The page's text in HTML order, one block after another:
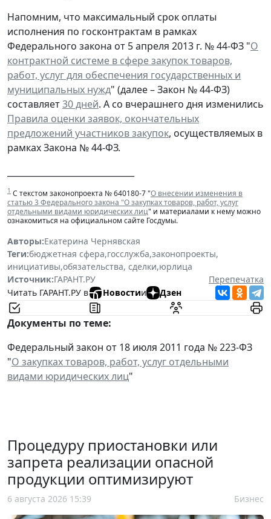
Напомним, что максимальный срок оплаты
исполнения по госконтрактам в рамках
Федерального закона от 5 апреля 2013 г. № 44-ФЗ "О
контрактной системе в сфере закупок товаров,
работ, услуг для обеспечения государственных и
муниципальных нужд" (далее – Закон № 44-ФЗ)
составляет30 дней. А со вчерашнего дня изменились
Правила оценки заявок, окончательных
предложений участников закупок, осуществляемых в
рамках Закона № 44-ФЗ.
1 С текстом законопроекта № 640180-7 "О внесении изменения в
статью 3 Федерального закона "О закупках товаров, работ, услуг
отдельными видами юридических лиц" и материалами к нему можно
ознакомиться на официальном сайте Госдумы.
Авторы:Екатерина Чернявская
Теги:бюджетная сфера,госслужба,законопроекты,
инициативы,обязательства, сделки,юрлица
Источник:ГАРАНТ.РУ
Перепечатка
Читать ГАРАНТ.РУ в
Новостии Дзен
Документы по теме:
Федеральный закон от 18 июля 2011 года № 223-ФЗ
"О закупках товаров, работ, услуг отдельными
видами юридических лиц"
Процедуру приостановки или
запрета реализации опасной
продукции оптимизируют
6 августа 2026 15:39 Бизнес